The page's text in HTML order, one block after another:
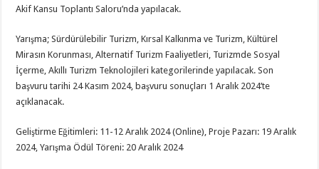
Akif Kansu Toplantı Saloru’nda yapılacak.
Yarışma; Sürdürülebilir Turizm, Kırsal Kalkınma ve Turizm, Kültürel
Mirasın Korunması, Alternatif Turizm Faaliyetleri, Turizmde Sosyal
İçerme, Akıllı Turizm Teknolojileri kategorilerinde yapılacak. Son
başvuru tarihi 24 Kasım 2024, başvuru sonuçları 1 Aralık 2024’te
açıklanacak.
Geliştirme Eğitimleri: 11-12 Aralık 2024 (Online), Proje Pazarı: 19 Aralık
2024, Yarışma Ödül Töreni: 20 Aralık 2024